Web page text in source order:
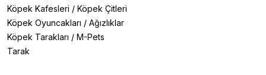
Köpek Kafesleri / Köpek Çitleri
Köpek Oyuncakları / Ağızlıklar
Köpek Tarakları / M-Pets
Tarak